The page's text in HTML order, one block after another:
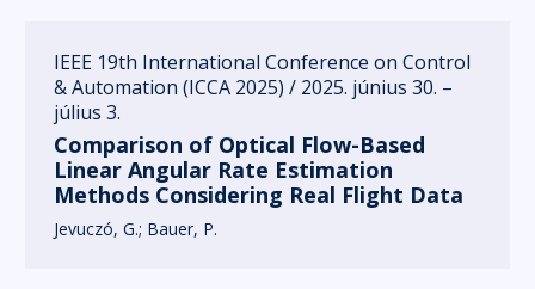
IEEE 19th International Conference on Control
& Automation (ICCA 2025) / 2025. június 30. –
július 3.
Comparison of Optical Flow-Based
Linear Angular Rate Estimation
Methods Considering Real Flight Data
Jevuczó, G. Bauer, P.